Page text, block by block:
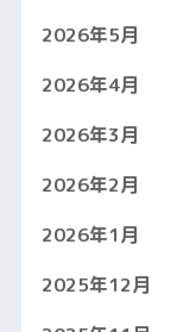
2026年5月
2026年4月
2026年3月
2026年2月
2026年1月
2025年12月